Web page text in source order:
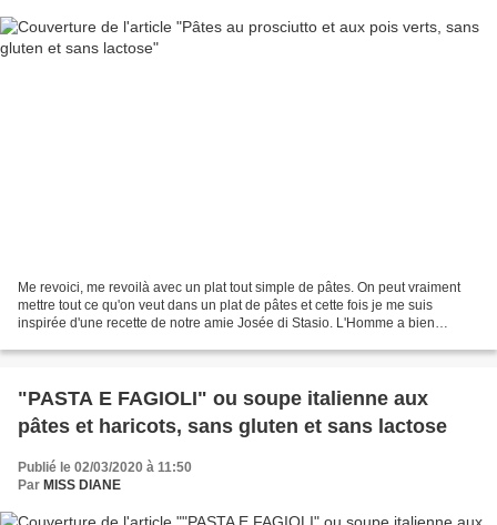
Me revoici, me revoilà avec un plat tout simple de pâtes. On peut vraiment
mettre tout ce qu'on veut dans un plat de pâtes et cette fois je me suis
inspirée d'une recette de notre amie Josée di Stasio. L'Homme a bien
"PASTA E FAGIOLI" ou soupe italienne aux
pâtes et haricots, sans gluten et sans lactose
Publié le 02/03/2020 à 11:50
Par MISS DIANE